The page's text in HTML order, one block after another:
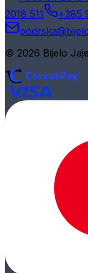
2018 511
+385
© 2026 Bijelo